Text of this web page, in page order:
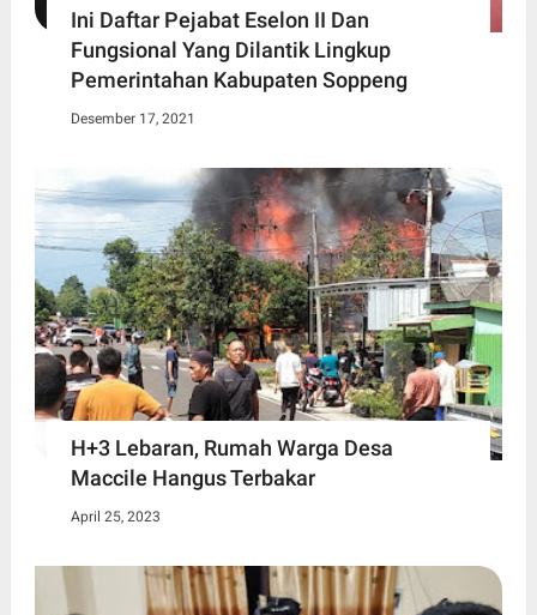
Ini Daftar Pejabat Eselon II Dan
Fungsional Yang Dilantik Lingkup
Pemerintahan Kabupaten Soppeng
Desember 17, 2021
H+3 Lebaran, Rumah Warga Desa
Maccile Hangus Terbakar
April 25, 2023